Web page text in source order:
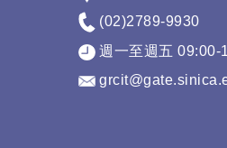
(02)2789-9930
週一至週五 09:00-